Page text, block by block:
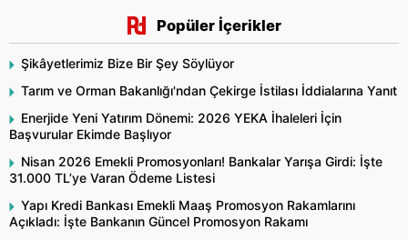
Popüler İçerikler
Şikâyetlerimiz Bize Bir Şey Söylüyor
Tarım ve Orman Bakanlığı'ndan Çekirge İstilası İddialarına Yanıt
Enerjide Yeni Yatırım Dönemi: 2026 YEKA İhaleleri İçin
Başvurular Ekimde Başlıyor
Nisan 2026 Emekli Promosyonları! Bankalar Yarışa Girdi: İşte
31.000 TL’ye Varan Ödeme Listesi
Yapı Kredi Bankası Emekli Maaş Promosyon Rakamlarını
Açıkladı: İşte Bankanın Güncel Promosyon Rakamı